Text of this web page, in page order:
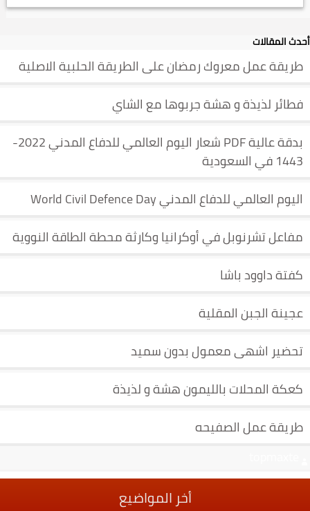
أحدث المقالات
طريقة عمل معروك رمضان على الطريقة الحلبية الاصلية
فطائر لذيذة و هشة جربوها مع الشاي
بدقة عالية PDF شعار اليوم العالمي للدفاع المدني 2022-
1443 في السعودية
اليوم العالمي للدفاع المدني World Civil Defence Day
مفاعل تشرنوبل في أوكرانيا وكارثة محطة الطاقة النووية
كفتة داوود باشا
عجينة الجبن المقلية
تحضير اشهى معمول بدون سميد
كعكة المحلات بالليمون هشة و لذيذة
طريقة عمل الصفيحه
أخر المواضيع